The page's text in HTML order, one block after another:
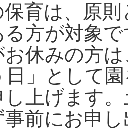
育は、原
方が対象で
お休みの方
日」として
し上げます
事前にお申